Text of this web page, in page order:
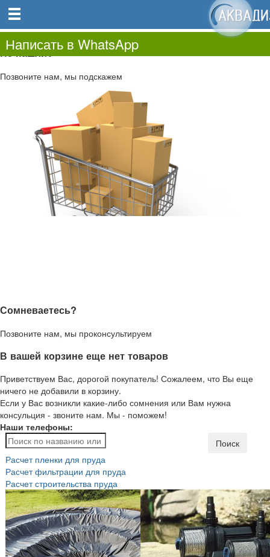
0.00
0
Не нашли?
Позвоните нам, мы подскажем
Сомневаетесь?
Позвоните нам, мы проконсультируем
В вашей корзине еще нет товаров
Приветствуем Вас, дорогой покупатель! Сожалеем, что Вы еще
ничего не добавили в корзину.
Если у Вас возникли какие-либо сомнения или Вам нужна
консульция - звоните нам. Мы - поможем!
Наши телефоны:
Написать в WhatsApp
Поиск
Расчет пленки для пруда
Расчет фильтрации для пруда
Расчет строительства пруда